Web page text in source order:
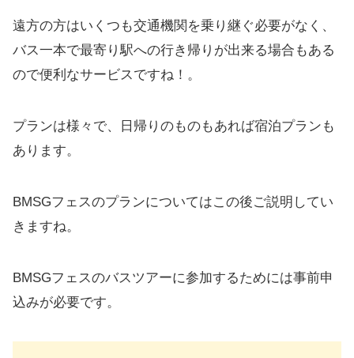
遠方の方はいくつも交通機関を乗り継ぐ必要がなく、
バス一本で最寄り駅への行き帰りが出来る場合もある
ので便利なサービスですね！。
プランは様々で、日帰りのものもあれば宿泊プランも
あります。
BMSGフェスのプランについてはこの後ご説明してい
きますね。
BMSGフェスのバスツアーに参加するためには事前申
込みが必要です。